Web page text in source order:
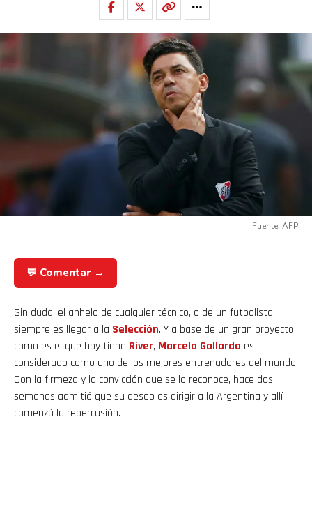
Fuente: AFP
💬 Comentar →
Sin duda, el anhelo de cualquier técnico, o de un futbolista,
siempre es llegar a la Selección. Y a base de un gran proyecto,
como es el que hoy tiene River, Marcelo Gallardo es
considerado como uno de los mejores entrenadores del mundo.
Con la firmeza y la convicción que se lo reconoce, hace dos
semanas admitió que su deseo es dirigir a la Argentina y allí
comenzó la repercusión.